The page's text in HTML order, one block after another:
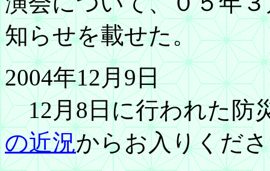
知らせを載せた。
2004年12月9日
12月8日に行われた防
の近況からお入りくだ